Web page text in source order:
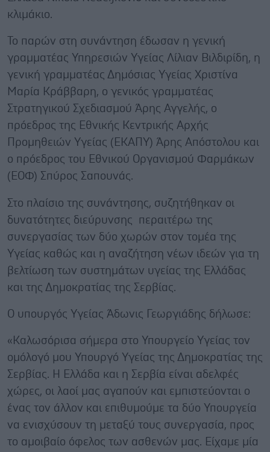
κλιμάκιο.
Το παρών στη συνάντηση έδωσαν η γενική
γραμματέας Υπηρεσιών Υγείας Λίλιαν Βιλδιρίδη, η
γενική γραμματέας Δημόσιας Υγείας Χριστίνα
Μαρία Κράββαρη, ο γενικός γραμματέας
Στρατηγικού Σχεδιασμού Άρης Αγγελής, ο
πρόεδρος της Εθνικής Κεντρικής Αρχής
Προμηθειών Υγείας (ΕΚΑΠΥ) Άρης Απόστολου και
ο πρόεδρος του Eθνικού Οργανισμού Φαρμάκων
(ΕΟΦ) Σπύρος Σαπουνάς.
Στο πλαίσιο της συνάντησης, συζητήθηκαν οι
δυνατότητες διεύρυνσης περαιτέρω της
συνεργασίας των δύο χωρών στον τομέα της
Υγείας καθώς και η αναζήτηση νέων ιδεών για τη
βελτίωση των συστημάτων υγείας της Ελλάδας
και της Δημοκρατίας της Σερβίας.
Ο υπουργός Υγείας Άδωνις Γεωργιάδης δήλωσε:
«Καλωσόρισα σήμερα στο Υπουργείο Υγείας τον
ομόλογό μου Υπουργό Υγείας της Δημοκρατίας της
Σερβίας. Η Ελλάδα και η Σερβία είναι αδελφές
χώρες, οι λαοί μας αγαπούν και εμπιστεύονται ο
ένας τον άλλον και επιθυμούμε τα δύο Υπουργεία
να ενισχύσουν τη μεταξύ τους συνεργασία, προς
το αμοιβαίο όφελος των ασθενών μας. Είχαμε μία